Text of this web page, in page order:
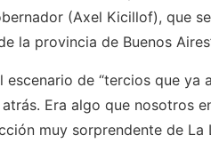
(Axel Kicillof), que
la provincia de Buenos
de “tercios que ya
Era algo que nosotros
muy sorprendente de La